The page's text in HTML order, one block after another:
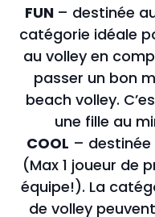
FUN – destinée
catégorie idéale
au volley en
passer un bon
beach volley.
une fille au
COOL – destinée
(Max 1 joueur de
équipe!). La
de volley